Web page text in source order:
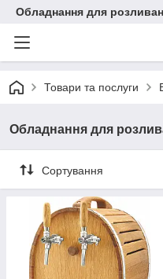
Обладнання для
Товари та послуги
Обладнання для
Сортування